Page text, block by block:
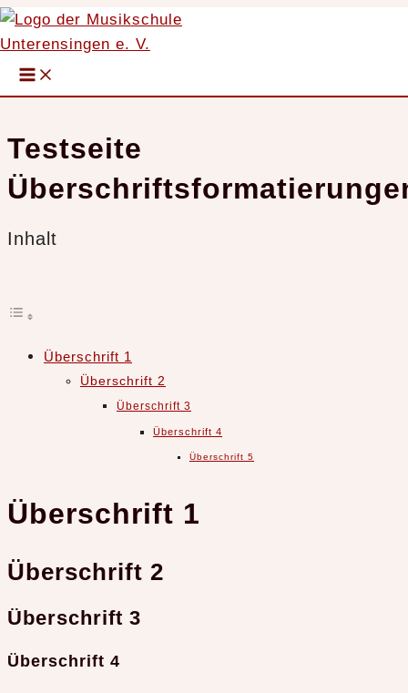
Zum
Inhalt
springen
Main
Menu
Startseite
Testseite
Inhalt
Überschrift 1
Überschrift 2
Überschrift 3
Überschrift 4
Überschrift 5
Überschrift 1
Überschrift 2
Überschrift 3
Überschrift 4